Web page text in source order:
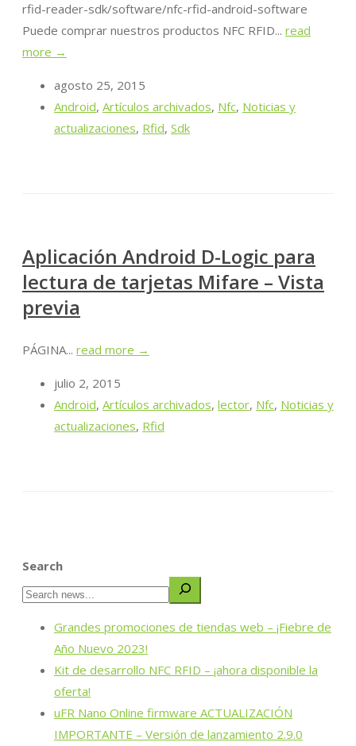
rfid-reader-sdk/software/nfc-rfid-android-software
Puede comprar nuestros productos NFC RFID... read
more →
agosto 25, 2015
Android, Artículos archivados, Nfc, Noticias y
actualizaciones, Rfid, Sdk
Aplicación Android D-Logic para
lectura de tarjetas Mifare – Vista
previa
PÁGINA... read more →
julio 2, 2015
Android, Artículos archivados, lector, Nfc, Noticias y
actualizaciones, Rfid
Search
Grandes promociones de tiendas web – ¡Fiebre de
Año Nuevo 2023!
Kit de desarrollo NFC RFID – ¡ahora disponible la
oferta!
uFR Nano Online firmware ACTUALIZACIÓN
IMPORTANTE – Versión de lanzamiento 2.9.0